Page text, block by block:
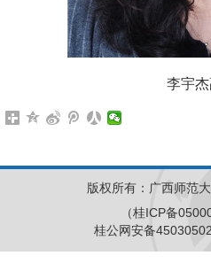
李宇
版权所有：广西师范
（桂ICP备
桂公网安备